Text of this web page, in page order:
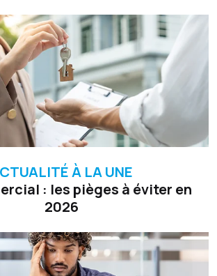
À LA UNE
: les pièges à éviter en
2026